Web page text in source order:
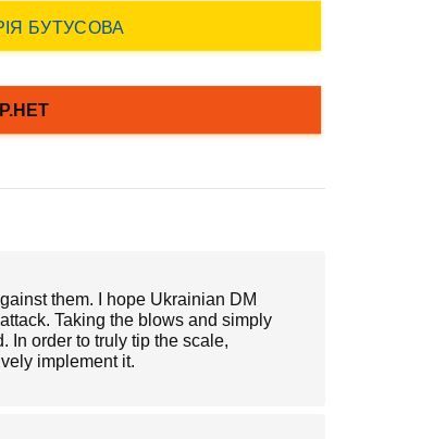
them. I hope Ukrainian DM
Taking the blows and simply
In order to truly tip the scale,
implement it.